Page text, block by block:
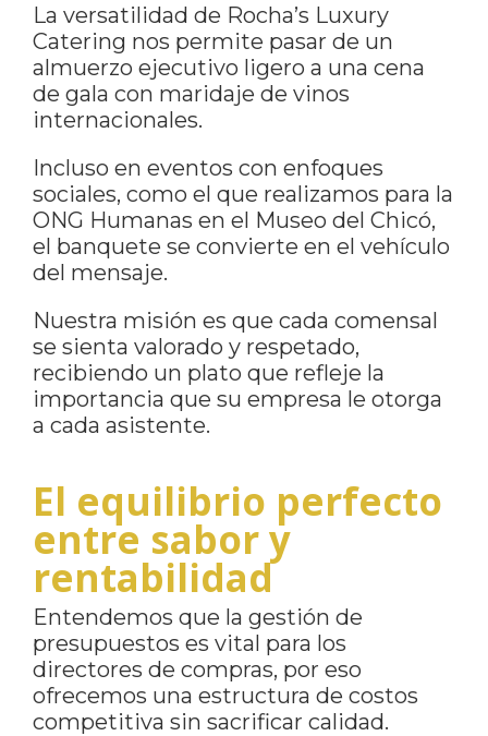
La versatilidad de Rocha’s Luxury
Catering nos permite pasar de un
almuerzo ejecutivo ligero a una cena
de gala con maridaje de vinos
internacionales.
Incluso en eventos con enfoques
sociales, como el que realizamos para la
ONG Humanas en el Museo del Chicó,
el banquete se convierte en el vehículo
del mensaje.
Nuestra misión es que cada comensal
se sienta valorado y respetado,
recibiendo un plato que refleje la
importancia que su empresa le otorga
a cada asistente.
El equilibrio perfecto
entre sabor y
rentabilidad
Entendemos que la gestión de
presupuestos es vital para los
directores de compras, por eso
ofrecemos una estructura de costos
competitiva sin sacrificar calidad.